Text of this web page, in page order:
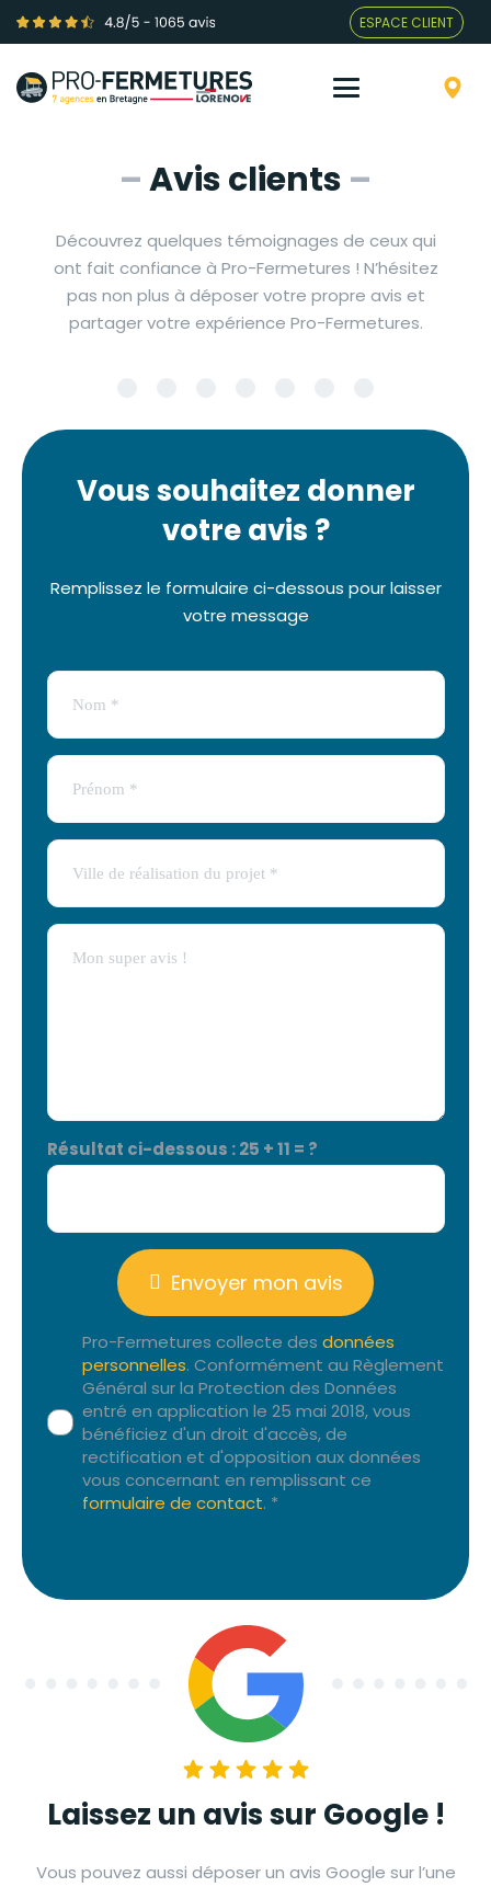
ESPACE CLIENT
–Avis clients –
Découvrez quelques témoignages de ceux qui
ont fait confiance à Pro-Fermetures ! N’hésitez
pas non plus à déposer votre propre avis et
partager votre expérience Pro-Fermetures.
Vous souhaitez donner
votre avis ?
Remplissez le formulaire ci-dessous pour laisser
votre message
Résultat ci-dessous :25 + 11 = ?
Pro-Fermetures collecte des données
personnelles. Conformément au Règlement
Général sur la Protection des Données
entré en application le 25 mai 2018, vous
bénéficiez d'un droit d'accès, de
rectification et d'opposition aux données
vous concernant en remplissant ce
formulaire de contact. *
Envoyer mon avis
Laissez un avis sur Google !
Vous pouvez aussi déposer un avis Google sur l’une